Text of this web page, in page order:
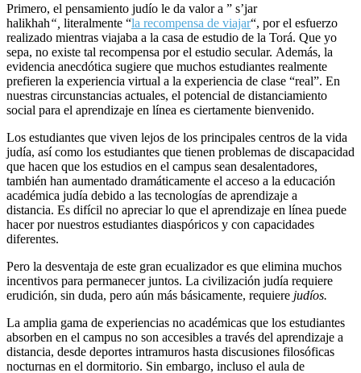
Primero, el pensamiento judío le da valor a ” s’jar
halikhah“, literalmente “la recompensa de viajar“, por el esfuerzo
realizado mientras viajaba a la casa de estudio de la Torá. Que yo
sepa, no existe tal recompensa por el estudio secular. Además, la
evidencia anecdótica sugiere que muchos estudiantes realmente
prefieren la experiencia virtual a la experiencia de clase “real”. En
nuestras circunstancias actuales, el potencial de distanciamiento
social para el aprendizaje en línea es ciertamente bienvenido.
Los estudiantes que viven lejos de los principales centros de la vida
judía, así como los estudiantes que tienen problemas de discapacidad
que hacen que los estudios en el campus sean desalentadores,
también han aumentado dramáticamente el acceso a la educación
académica judía debido a las tecnologías de aprendizaje a
distancia. Es difícil no apreciar lo que el aprendizaje en línea puede
hacer por nuestros estudiantes diaspóricos y con capacidades
diferentes.
Pero la desventaja de este gran ecualizador es que elimina muchos
incentivos para permanecer juntos. La civilización judía requiere
erudición, sin duda, pero aún más básicamente, requiere judíos.
La amplia gama de experiencias no académicas que los estudiantes
absorben en el campus no son accesibles a través del aprendizaje a
distancia, desde deportes intramuros hasta discusiones filosóficas
nocturnas en el dormitorio. Sin embargo, incluso el aula de